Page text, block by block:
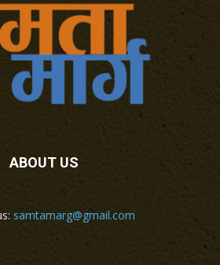
ABOUT US
samtamarg@gmail.com